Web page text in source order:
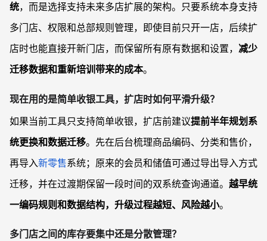
统，而是选择支持未来多店扩展的架构。只要系统本身支持
多门店、权限和总部规则管理，即使目前只开一店，后续扩
店时也能直接开新门店，而保留所有原有数据和设置， 减少
迁移数据和重新培训带来的成本。
现在用的是简单收银工具，扩店时如何平滑升级？
如果当前工具只支持简单收银，扩店前建议提前半年规划系
统更换和数据迁移。先在后台梳理商品编码、分类和售价，
再导入新零售系统；原来的会员和储值可通过导出导入方式
迁移，并在过渡期保留一段时间的双系统查询通道。 越早统
一编码规则和数据结构，升级过程越短、风险越小。
多门店之间的库存要集中还是分散管理？